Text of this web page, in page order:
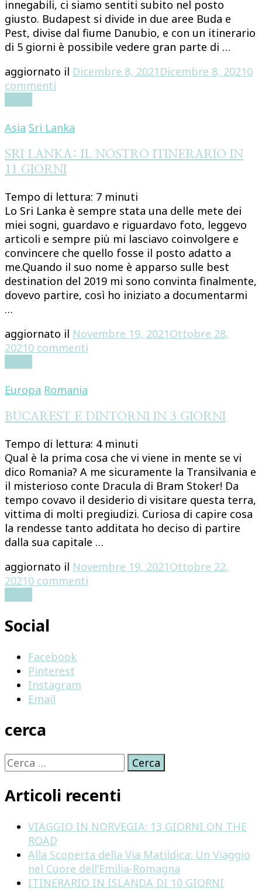
innegabili, ci siamo sentiti subito nel posto
giusto. Budapest si divide in due aree Buda e
Pest, divise dal fiume Danubio, e con un itinerario
di 5 giorni è possibile vedere gran parte di …
aggiornato il Dicembre 8, 2021 Dicembre 8, 20210
commenti
IN
GIORNI
Asia Sri Lanka
SRI LANKA: IL NOSTRO ITINERARIO IN
11 GIORNI
Tempo di lettura: 7 minuti
Lo Sri Lanka è sempre stata una delle mete dei
miei sogni, guardavo e riguardavo foto, leggevo
articoli e sempre più mi lasciavo coinvolgere e
convincere che quello fosse il posto adatto a
me.Quando il suo nome è apparso sulle best
destination del 2019 mi sono convinta finalmente,
dovevo partire, così ho iniziato a documentarmi
…
aggiornato il Novembre 19, 2021Ottobre 28,
20210 commenti
ITINERARIO
11
GIORNI
Europa Romania
BUCAREST E DINTORNI IN 3 GIORNI
Tempo di lettura: 4 minuti
Qual è la prima cosa che vi viene in mente se vi
dico Romania? A me sicuramente la Transilvania e
il misterioso conte Dracula di Bram Stoker! Da
tempo covavo il desiderio di visitare questa terra,
vittima di molti pregiudizi. Curiosa di capire cosa
la rendesse tanto additata ho deciso di partire
dalla sua capitale …
aggiornato il Novembre 19, 2021Ottobre 22,
20210 commenti
Social
Facebook
Pinterest
Instagram
Email
cerca
Ricerca
per:
Articoli recenti
VIAGGIO IN NORVEGIA: 13 GIORNI ON THE
ROAD
Alla Scoperta della Via Matildica: Un Viaggio
nel Cuore dell’Emilia-Romagna
ITINERARIO IN ISLANDA DI 10 GIORNI